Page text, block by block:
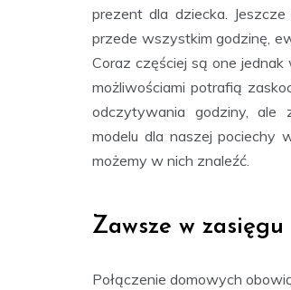
prezent dla dziecka.
przede wszystkim godzinę,
Coraz częściej są one
możliwościami potrafią
odczytywania godziny, ale
modelu dla naszej pociechy
możemy w nich znaleźć.
Zawsze w zasięgu
Połączenie domowych